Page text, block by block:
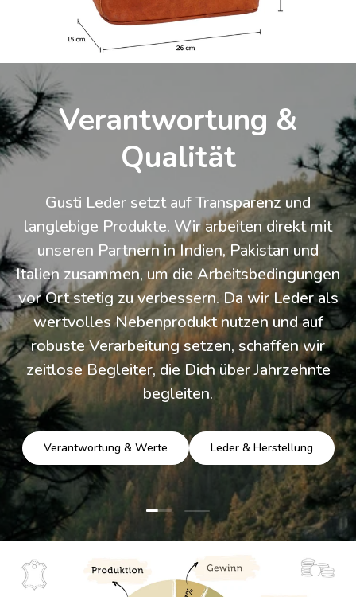
Verantwortung &
Qualität
Gusti Leder setzt auf Transparenz und
langlebige Produkte. Wir arbeiten direkt mit
unseren Partnern in Indien, Pakistan und
Italien zusammen, um die Arbeitsbedingungen
vor Ort stetig zu verbessern. Da wir Leder als
wertvolles Nebenprodukt nutzen und auf
robuste Verarbeitung setzen, schaffen wir
zeitlose Begleiter, die Dich über Jahrzehnte
begleiten.
Verantwortung & Werte Leder & Herstellung
Folie laden 1 von 2
Folie laden 2 von 2